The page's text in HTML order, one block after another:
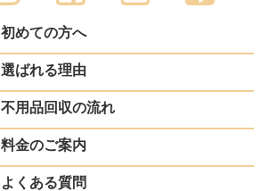
初めての方へ
選ばれる理由
不用品回収の流れ
料金のご案内
よくある質問